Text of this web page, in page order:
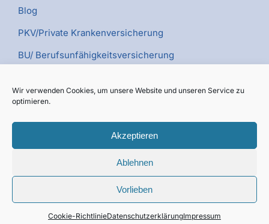
Wir verwenden Cookies, um unsere Website und unseren Service zu
optimieren.
Akzeptieren
Ablehnen
Vorlieben
Cookie-RichtlinieDatenschutzerklärungImpressum
Blog
PKV/Private Krankenversicherung
BU/ Berufsunfähigkeitsversicherung
Kümmerer TV
© Copyright 2026 | Webdesign sem-possible.de